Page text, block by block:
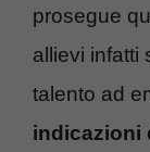
prosegue
allievi infatti
talento ad
indicazioni